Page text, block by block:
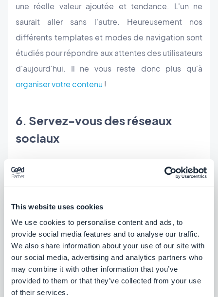
This website uses cookies
We use cookies to personalise content and ads, to
provide social media features and to analyse our traffic.
We also share information about your use of our site with
our social media, advertising and analytics partners who
may combine it with other information that you’ve
provided to them or that they’ve collected from your use
of their services.
une réelle valeur ajoutée et tendance. L'un ne
saurait aller sans l'autre. Heureusement nos
différents templates et modes de navigation sont
étudiés pour répondre aux attentes des utilisateurs
d'aujourd'hui. Il ne vous reste donc plus qu'à
organiser votre contenu !
6. Servez-vous des réseaux
sociaux
possibilité de communiquer de manière plus
dimensions que l'on retrouve aussi dans une
application. Si vous cherchez à construire une
relation de proximité avec votre audience, une
application est notamment un bon moyen de
proposerle partage de votre contenusur les
réseaux sociaux. En plus de pouvoir proposer un